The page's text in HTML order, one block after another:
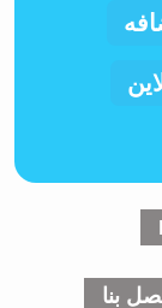
بنا